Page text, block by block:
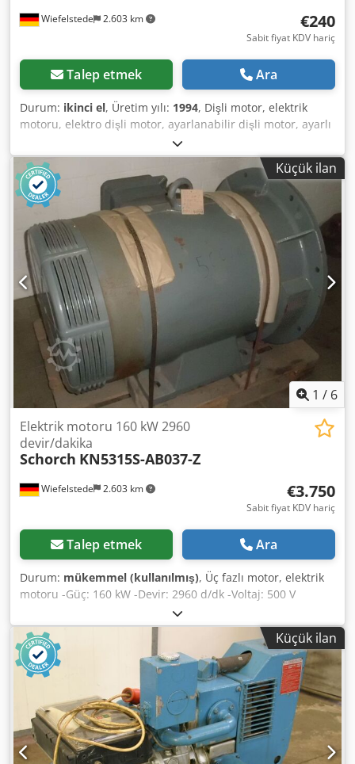
Wiefelstede 2.603 km €240
Sabit fiyat KDV hariç
Talep etmek Ara
Durum: ikinci el, Üretim yılı: 1994, Dişli motor, elektrik
motoru, elektro dişli motor, ayarlanabilir dişli motor, ayarlı
dişli motor - Teslim: yerinde görüldüğü şekilde mevcut
durumda - Devir ayar cihazı: kapak hasarlı, el çarkı eksik,
fotoğraflara bakınız Dcedpeyz Sbpjfx Agpsk - Üretici:
Flender Himmel, ayarlanabilir dişli motor - Tip: LK 02-M1C4
- Devir: 160-1600 d/dak - Güç: 0,37 kW - Koruma sınıfı: IP54
- Mil: Ø 14 x 30 mm - Ölçüler: 430/210/H140 mm - Ağırlık:
16,3 kg
Küçük ilan
1 / 6
Wiefelstede 2.603 km
Elektrik motoru 160 kW 2960
devir/dakika
Schorch KN5315S-AB037-Z
€3.750
Sabit fiyat KDV hariç
Talep etmek Ara
Durum: mükemmel (kullanılmış), Üç fazlı motor, elektrik
motoru -Güç: 160 kW -Devir: 2960 d/dk -Voltaj: 500 V
(üçgen) Dsdpfx Agsb A Skzepjck -Koruma sınıfı: IP 23 -Yapı
tipi: B3-B5 -Mil çapı: Ø 70 mm -Diğer bilgiler için tip etiketi
fotoğrafına bakınız -Ağırlık: 830 kg
Küçük ilan